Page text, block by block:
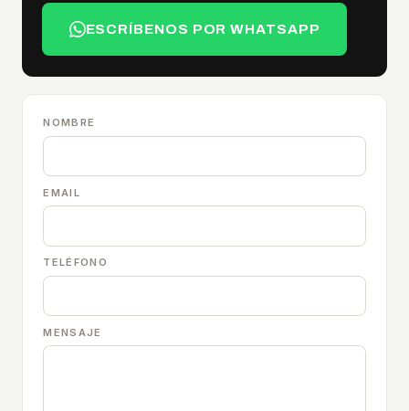
ESCRÍBENOS POR WHATSAPP
NOMBRE
EMAIL
TELÉFONO
MENSAJE